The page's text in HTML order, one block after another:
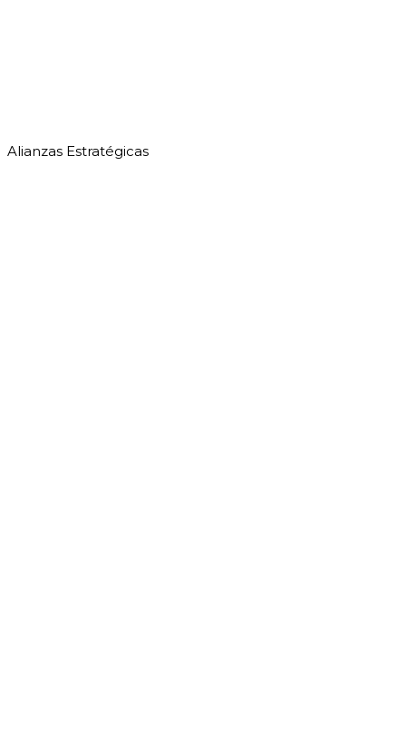
Alianzas Estratégicas